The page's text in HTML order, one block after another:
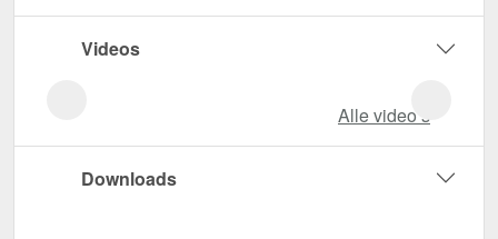
Videos
Alle video‘s
Downloads